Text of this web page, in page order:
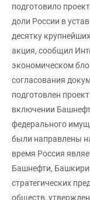
подготовило
доли России в
десятку
акция, сообщил
экономическом
согласования
подготовлен
включении
федерального
были направлены
время Россия
Башнефти,
стратегических
обществ,